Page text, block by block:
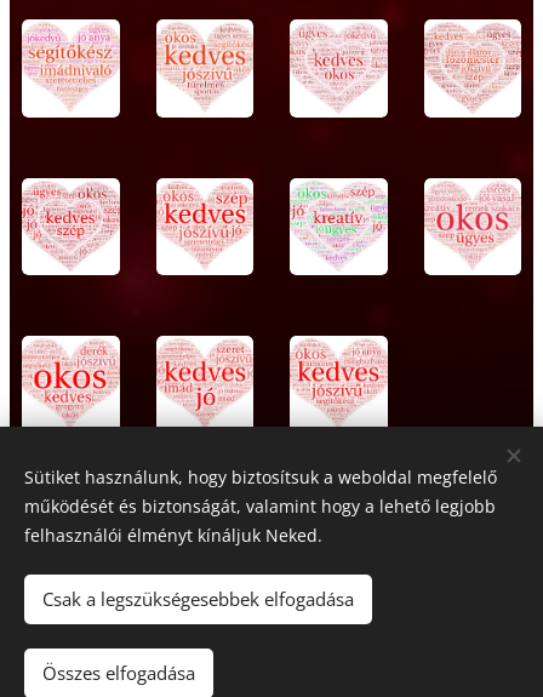
Share
Az oldalt a
Sütiket használunk, hogy biztosítsuk a weboldal megfelelő
működését és biztonságát, valamint hogy a lehető legjobb
felhasználói élményt kínáljuk Neked.
Csak a legszükségesebbek elfogadása
Összes elfogadása